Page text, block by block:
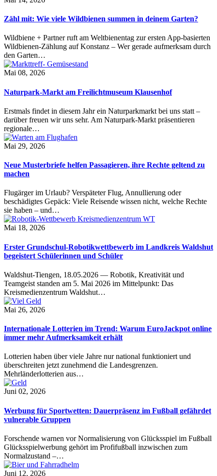
Zähl mit: Wie viele Wildbienen summen in deinem Garten?
Wildbiene + Partner ruft am Weltbienentag zur ersten App-basierten
Wildbienen-Zählung auf Konstanz – Wer gerade aufmerksam durch
den Garten…
Mai 08, 2026
Naturpark-Markt am Freilichtmuseum Klausenhof
Erstmals findet in diesem Jahr ein Naturparkmarkt bei uns statt –
darüber freuen wir uns sehr. Am Naturpark-Markt präsentieren
regionale…
Mai 29, 2026
Neue Musterbriefe helfen Passagieren, ihre Rechte geltend zu
machen
Flugärger im Urlaub? Verspäteter Flug, Annullierung oder
beschädigtes Gepäck: Viele Reisende wissen nicht, welche Rechte
sie haben – und…
Mai 18, 2026
Erster Grundschul-Robotikwettbewerb im Landkreis Waldshut
begeistert Schülerinnen und Schüler
Waldshut-Tiengen, 18.05.2026 — Robotik, Kreativität und
Teamgeist standen am 5. Mai 2026 im Mittelpunkt: Das
Kreismedienzentrum Waldshut…
Mai 26, 2026
Internationale Lotterien im Trend: Warum EuroJackpot online
immer mehr Aufmerksamkeit erhält
Lotterien haben über viele Jahre nur national funktioniert und
überschreiten jetzt zunehmend die Landesgrenzen.
Mehrländerlotterien aus…
Juni 02, 2026
Werbung für Sportwetten: Dauerpräsenz im Fußball gefährdet
vulnerable Gruppen
Forschende warnen vor Normalisierung von Glücksspiel im Fußball
Glücksspielwerbung gehört im Profifußball inzwischen zum
Normalzustand –…
Juni 12, 2026